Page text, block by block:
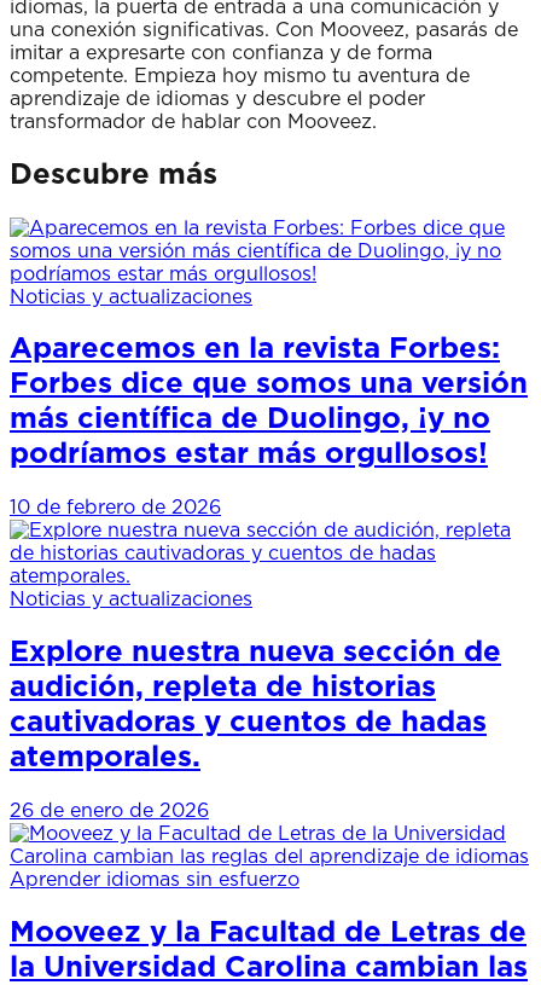
idiomas, la puerta de entrada a una comunicación y
una conexión significativas. Con Mooveez, pasarás de
imitar a expresarte con confianza y de forma
competente. Empieza hoy mismo tu aventura de
aprendizaje de idiomas y descubre el poder
transformador de hablar con Mooveez.
Descubre más
Noticias y actualizaciones
Aparecemos en la revista Forbes:
Forbes dice que somos una versión
más científica de Duolingo, ¡y no
podríamos estar más orgullosos!
10 de febrero de 2026
Noticias y actualizaciones
Explore nuestra nueva sección de
audición, repleta de historias
cautivadoras y cuentos de hadas
atemporales.
26 de enero de 2026
Aprender idiomas sin esfuerzo
Mooveez y la Facultad de Letras de
la Universidad Carolina cambian las